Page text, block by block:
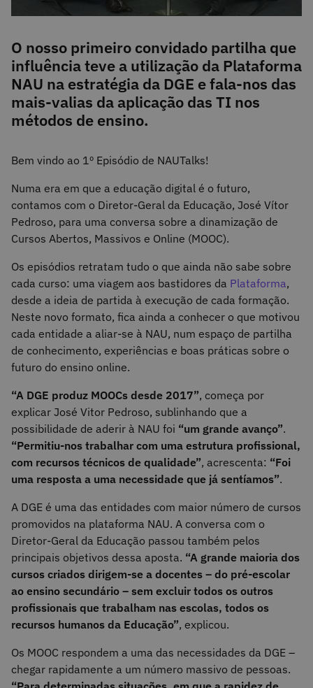
O nosso primeiro convidado partilha que
influência teve a utilização da Plataforma
NAU na estratégia da DGE e fala-nos das
mais-valias da aplicação das TI nos
métodos de ensino.
Bem vindo ao 1º Episódio de NAUTalks!
Numa era em que a educação digital é o futuro,
contamos com o Diretor-Geral da Educação, José Vítor
Pedroso, para uma conversa sobre a dinamização de
Cursos Abertos, Massivos e Online (MOOC).
Os episódios retratam tudo o que ainda não sabe sobre
cada curso: uma viagem aos bastidores da Plataforma,
desde a ideia de partida à execução de cada formação.
Neste novo formato, fica ainda a conhecer o que motivou
cada entidade a aliar-se à NAU, num espaço de partilha
de conhecimento, experiências e boas práticas sobre o
futuro do ensino online.
“A DGE produz MOOCs desde 2017”, começa por
explicar José Vitor Pedroso, sublinhando que a
possibilidade de aderir à NAU foi “um grande avanço”.
“Permitiu-nos trabalhar com uma estrutura profissional,
com recursos técnicos de qualidade”, acrescenta: “Foi
uma resposta a uma necessidade que já sentíamos”.
A DGE é uma das entidades com maior número de cursos
promovidos na plataforma NAU. A conversa com o
Diretor-Geral da Educação passou também pelos
principais objetivos dessa aposta. “A grande maioria dos
cursos criados dirigem-se a docentes – do pré-escolar
ao ensino secundário – sem excluir todos os outros
profissionais que trabalham nas escolas, todos os
recursos humanos da Educação”, explicou.
Os MOOC respondem a uma das necessidades da DGE –
chegar rapidamente a um número massivo de pessoas.